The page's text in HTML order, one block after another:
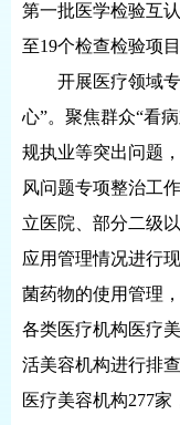
第一批医学检验互
至19个检查检验项
开展医疗领域专
心”。聚焦群众“看
规执业等突出问题
风问题专项整治工
立医院、部分二级
应用管理情况进行
菌药物的使用管理
各类医疗机构医疗
活美容机构进行排
医疗美容机构277